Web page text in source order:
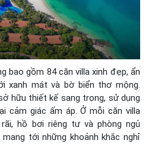
bao gồm 84 căn villa xinh đẹp, ẩn
xanh mát và bờ biển thơ mộng.
hữu thiết kế sang trọng, sử dụng
cảm giác ấm áp. Ở mỗi căn villa
hồ bơi riêng tư và phòng ngủ
tới những khoảnh khắc nghỉ